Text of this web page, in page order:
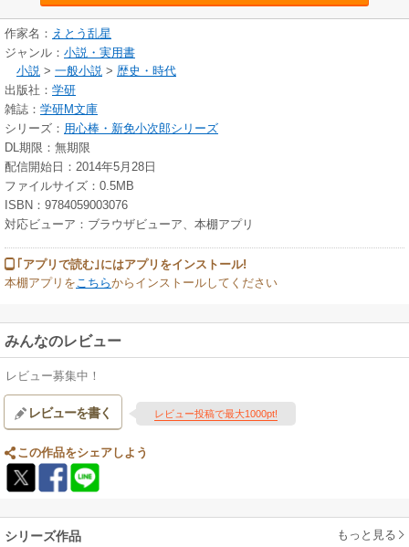
作家名： えとう乱星
ジャンル： 小説・実用書
小説 > 一般小説 > 歴史・時代
出版社： 学研
雑誌： 学研M文庫
シリーズ： 用心棒・新免小次郎シリーズ
DL期限：無期限
配信開始日：2014年5月28日
ファイルサイズ：0.5MB
ISBN：9784059003076
対応ビューア：ブラウザビューア、本棚アプリ
｢アプリで読む｣にはアプリをインストール!
本棚アプリをこちらからインストールしてください
みんなのレビュー
レビュー募集中！
レビューを書く レビュー投稿で最大1000pt!
この作品をシェアしよう
シリーズ作品 もっと見る